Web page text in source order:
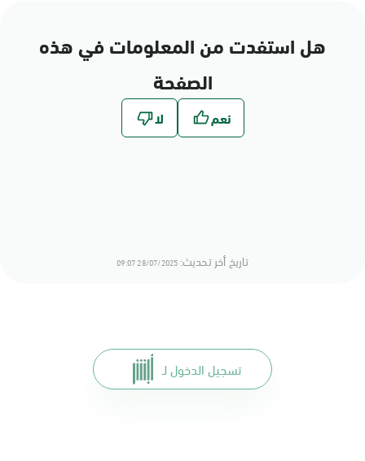
هل استفدت من المعلومات في هذه
الصفحة
تاريخ أخر تحديث: 28/07/2025 09:07
تسجيل الدخول لـ